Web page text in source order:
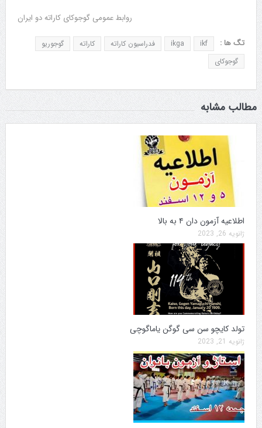
روابط عمومی گوجوکای کاراته دو ایران
تگ ها : ikf
ikga فدراسیون کاراته کاراته
گوجوریو
گوجوکای
مطالب مشابه
اطلاعیه آزمون دان ۴ به بالا
ژانویه 26, 2023
تولد کایچو سن سی گوگن یاماگوچی
ژانویه 21, 2023